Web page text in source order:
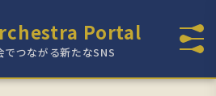
Portal
でつながる新たなSNS